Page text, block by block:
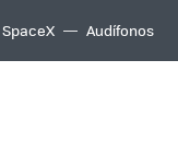
SpaceX Audífonos